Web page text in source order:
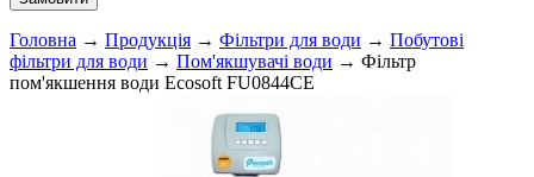
Головна → Продукція → Фільтри для води → Побутові
фільтри для води → Пом'якшувачі води → Фільтр
пом'якшення води Ecosoft FU0844CE